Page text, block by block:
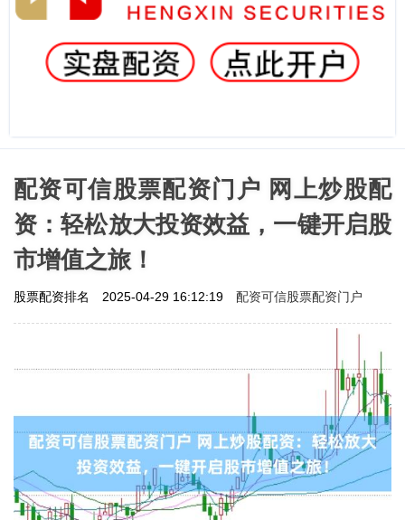
配资可信股票配资门户 网上炒股配
资：轻松放大投资效益，一键开启股
市增值之旅！
股票配资排名 2025-04-29 16:12:19 配资可信股票配资门户